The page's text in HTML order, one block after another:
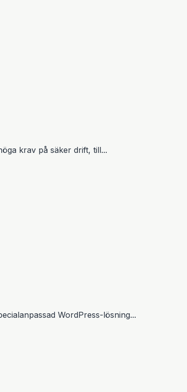
krav på säker drift, till...
WordPress-lösning...